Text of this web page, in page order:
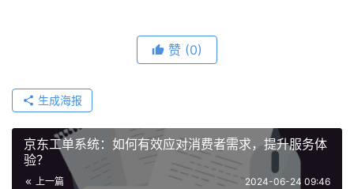
赞 (0)
生成海报
京东工单系统：如何有效应对消费者需求，提升服务体
验？
上一篇 2024-06-24 09:46